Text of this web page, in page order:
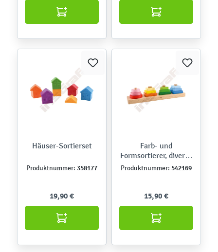
Häuser-Sortierset
Produktnummer: 358177
19,90 €
Farb- und
Formsortierer, diverse
Größen
Produktnummer: 542169
15,90 €